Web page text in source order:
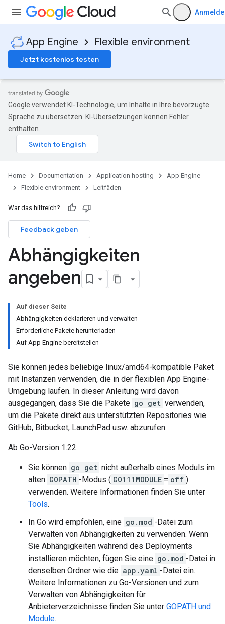
App Engine Flexible environment
Jetzt kostenlos testen
Google verwendet KI-Technologie, um Inhalte in Ihre bevorzugte
Sprache zu übersetzen. KI-Übersetzungen können Fehler
enthalten.
Home Documentation Application hosting
App Engine
Flexible environment
Leitfäden
War das hilfreich?
Feedback geben
Abhängigkeiten
angeben
Auf dieser Seite
Abhängigkeiten deklarieren und verwalten
Erforderliche Pakete herunterladen
Auf App Engine bereitstellen
Sie können jedes beliebige linux/amd64-kompatible Paket
mit Instanzen verwenden, die in der flexiblen App Engine-
Umgebung laufen. In dieser Anleitung wird davon
ausgegangen, dass Sie die Pakete go get verwenden,
um die Pakete direkt aus unterstützten Repositories wie
GitHub, Bitbucket, LaunchPad usw. abzurufen.
Ab Go-Version 1.22:
Sie können go get nicht außerhalb eines Moduls im
alten GOPATH -Modus ( GO111MODULE = off )
verwenden. Weitere Informationen finden Sie unter
Tools.
In Go wird empfohlen, eine go.mod -Datei zum
Verwalten von Abhängigkeiten zu verwenden. Wenn
Sie Abhängigkeiten während des Deployments
installieren möchten, fügen Sie eine go.mod -Datei in
denselben Ordner wie die app.yaml -Datei ein.
Weitere Informationen zu Go-Versionen und zum
Verwalten von Abhängigkeiten für
Anbieterverzeichnisse finden Sie unter GOPATH und
Module.